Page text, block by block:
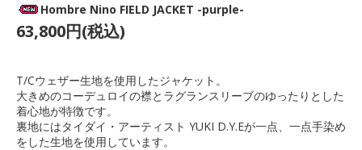
Hombre Nino FIELD JACKET -purple-
63,800円(税込)
T/Cウェザー生地を使用したジャケット。
大きめのコーデュロイの襟とラグランスリーブのゆったりとした
着心地が特徴です。
裏地にはタイダイ・アーティスト YUKI D.Y.Eが一点、一点手染め
をした生地を使用しています。